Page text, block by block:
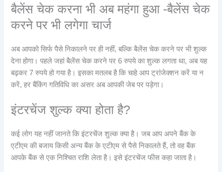
बैलेंस चेक करना भी अब महंगा हुआ -बैलेंस चेक
करने पर भी लगेगा चार्ज
अब आपको सिर्फ पैसे निकालने पर ही नहीं, बल्कि बैलेंस चेक करने पर भी शुल्क
देना होगा। पहले जहां बैलेंस चेक करने पर 6 रुपये का शुल्क लगता था, अब यह
बढ़कर 7 रुपये हो गया है। इसका मतलब है कि चाहे आप ट्रांजेक्शन करें या न
करें, हर बैंकिंग गतिविधि का असर अब आपकी जेब पर पड़ेगा।
इंटरचेंज शुल्क क्या होता है?
कई लोग यह नहीं जानते कि इंटरचेंज शुल्क क्या है। जब आप अपने बैंक के
एटीएम की बजाय किसी अन्य बैंक के एटीएम से पैसे निकालते हैं, तो वह बैंक
आपके बैंक से एक निश्चित राशि लेता है। इसे इंटरचेंज फीस कहा जाता है।